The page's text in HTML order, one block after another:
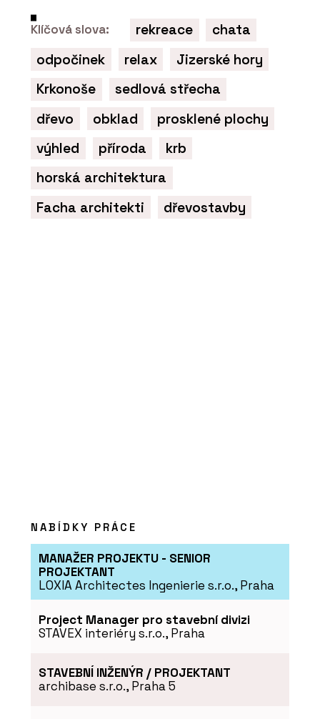
Klíčová slova: rekreace
chata
odpočinek
relax
Jizerské hory
Krkonoše
sedlová střecha
dřevo
obklad
prosklené plochy
výhled
příroda
krb
horská architektura
Facha architekti
dřevostavby
NABÍDKY PRÁCE
MANAŽER PROJEKTU - SENIOR
PROJEKTANT
LOXIA Architectes Ingenierie s.r.o., Praha
Project Manager pro stavební divizi
STAVEX interiéry s.r.o., Praha
STAVEBNÍ INŽENÝR / PROJEKTANT
archibase s.r.o., Praha 5